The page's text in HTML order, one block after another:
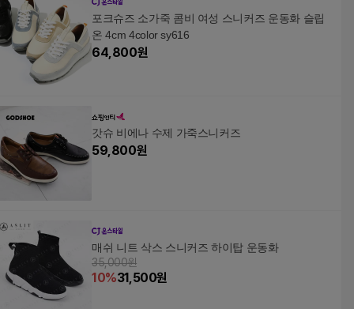
포크슈즈 소가죽 콤비 여성 스니커즈 운동화 슬립
온 4cm 4color sy616
64,800원
갓슈 비에나 수제 가죽스니커즈
59,800원
매쉬 니트 삭스 스니커즈 하이탑 운동화
35,000원
10%31,500원